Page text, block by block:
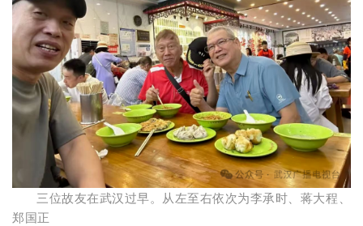
三位故友在武汉过早。从左至右依次为李承时、蒋大程、
郑国正